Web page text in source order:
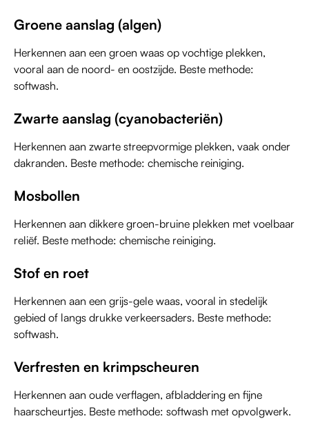
Groene aanslag (algen)
Herkennen aan een groen waas op vochtige plekken,
vooral aan de noord- en oostzijde. Beste methode:
softwash.
Zwarte aanslag (cyanobacteriën)
Herkennen aan zwarte streepvormige plekken, vaak onder
dakranden. Beste methode: chemische reiniging.
Mosbollen
Herkennen aan dikkere groen-bruine plekken met voelbaar
reliëf. Beste methode: chemische reiniging.
Stof en roet
Herkennen aan een grijs-gele waas, vooral in stedelijk
gebied of langs drukke verkeersaders. Beste methode:
softwash.
Verfresten en krimpscheuren
Herkennen aan oude verflagen, afbladdering en fijne
haarscheurtjes. Beste methode: softwash met opvolgwerk.